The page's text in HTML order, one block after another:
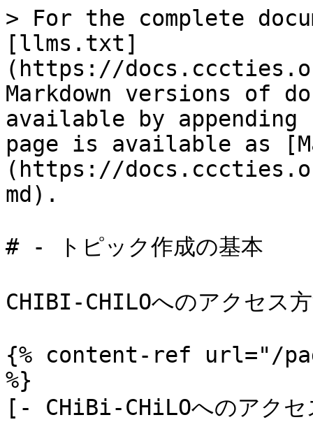
> For the complete
[llms.txt]
(https://
Markdown versions of
available by
page is available as
(https://
md).
# - トピック作成の基本
CHIBI-CHILOへのアクセス
{% content-ref url="/
%}
[- CHiBi-CHiLOへのア